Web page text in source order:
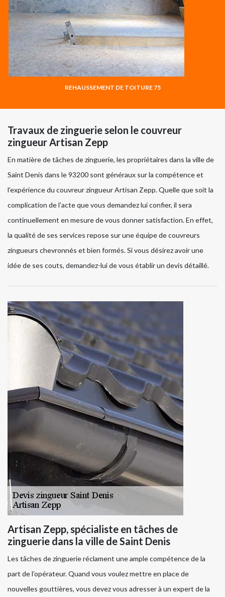
REHAUSSEMENT DE TOITURE 75
Travaux de zinguerie selon le couvreur
zingueur Artisan Zepp
En matière de tâches de zinguerie, les propriétaires dans la ville de
Saint Denis dans le 93200 sont généraux sur la compétence et
l’expérience du couvreur zingueur Artisan Zepp. Quelle que soit la
complication de l’acte que vous demandez lui confier, il sera
continuellement en mesure de vous donner satisfaction. En effet,
la qualité de ses services repose sur une équipe de couvreurs
zingueurs chevronnés et bien formés. Si vous désirez avoir une
idée de ses couts, demandez-lui de vous établir un devis détaillé.
Artisan Zepp, spécialiste en tâches de
zinguerie dans la ville de Saint Denis
Les tâches de zinguerie réclament une ample compétence de la
part de l’opérateur. Quand vous voulez mettre en place de
nouvelles gouttières, vous devez vous adresser à un expert de la